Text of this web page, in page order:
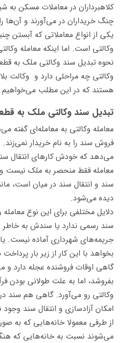
کلاهبرداران در معاملات مسکن به
چنگ خریداران در می‌آورند و آن‌ها
یکی از انواع معاملاتی که آبستن
وکالتی است. اما اینکه معامله
نحوه تبدیل سند وکالتی ملک به
وکالتی چه مراحلی دارد و وکالت
هستند که در این مطلب
تبدیل سند وکالتی ملک به
معامله وکالتی به معامله‌ای گفته
فروش سند را به نام خریدار
می‌دهد که خودش کارهای انتقال
معامله فقط منحصر به ملک نیست
سند و انتقال سند در میان است،
دیده می‌شود.
دلایل مختلفی برای این نوع
سند رسمی ندارد یا سندش به خاطر
جریمه‌های شهرداری آماده نیست.
بخواهد با این کار از زیر بار
گاهی اوقات فروشنده عجله دارد و
بفروشد، اما به علت طولانی بودن
وکالتی رو می‌آورد. گاهی هم سند
امکان آزادسازی و انتقال سند وجود
از طرفی معمولا خانه‌هایی که به
می‌شوند نسبت به خانه‌هایی که